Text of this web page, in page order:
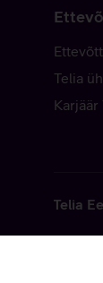
Telia
Karjäär
Telia